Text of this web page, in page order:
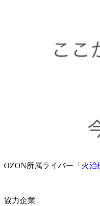
OZON所属ライバー「 火治
協力企業